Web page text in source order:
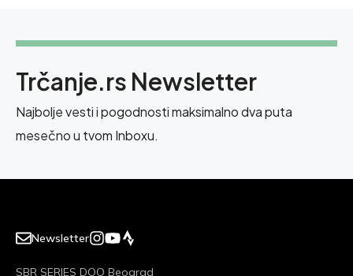
Trčanje.rs Newsletter
Najbolje vesti i pogodnosti maksimalno dva puta
mesečno u tvom Inboxu.
Newsletter
SBR SERIES DOO Beograd